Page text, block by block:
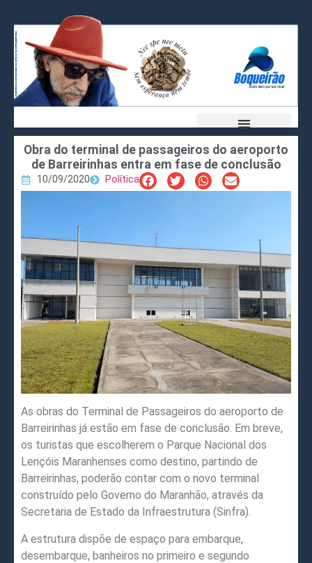
Obra do terminal de passageiros do aeroporto
de Barreirinhas entra em fase de conclusão
10/09/2020 Política
As obras do Terminal de Passageiros do aeroporto de
Barreirinhas já estão em fase de conclusão. Em breve,
os turistas que escolherem o Parque Nacional dos
Lençóis Maranhenses como destino, partindo de
Barreirinhas, poderão contar com o novo terminal
construído pelo Governo do Maranhão, através da
Secretaria de Estado da Infraestrutura (Sinfra).
A estrutura dispõe de espaço para embarque,
desembarque, banheiros no primeiro e segundo